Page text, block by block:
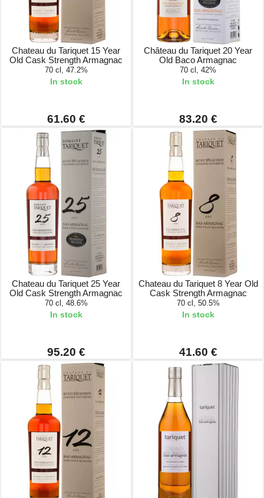
Chateau du Tariquet 15 Year
Old Cask Strength Armagnac
70 cl, 47.2%
In stock
61.60 €
Château du Tariquet 20 Year
Old Baco Armagnac
70 cl, 42%
In stock
83.20 €
Chateau du Tariquet 25 Year
Old Cask Strength Armagnac
70 cl, 48.6%
In stock
95.20 €
Chateau du Tariquet 8 Year Old
Cask Strength Armagnac
70 cl, 50.5%
In stock
41.60 €